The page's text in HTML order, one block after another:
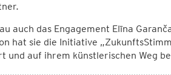
auch das Engagement Elīna
hat sie die Initiative
und auf ihrem künstlerischen Weg